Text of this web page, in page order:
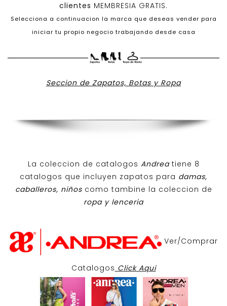
clientes MEMBRESIA GRATIS.
Selecciona a continuacion la marca que deseas vender para
iniciar tu propio negocio trabajando desde casa
Seccion de Zapatos, Botas y Ropa
La coleccion de catalogos Andreatiene 8
catalogos que incluyen zapatos para damas,
caballeros, niños como tambine la coleccion de
ropa y lenceria
Ver/Comprar
Catalogos Click Aqui